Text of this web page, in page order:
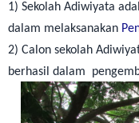
1) Sekolah Adiwiyata
dalam melaksanakan
2) Calon sekolah
berhasil dalam